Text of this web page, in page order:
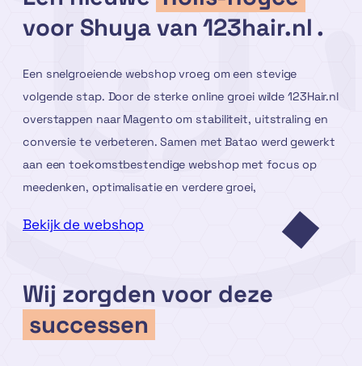
voor Shuya van 123hair.nl .
Een snelgroeiende webshop vroeg om een stevige
volgende stap. Door de sterke online groei wilde 123Hair.nl
overstappen naar Magento om stabiliteit, uitstraling en
conversie te verbeteren. Samen met Batao werd gewerkt
aan een toekomstbestendige webshop met focus op
meedenken, optimalisatie en verdere groei,
Bekijk de webshop
Wij zorgden voor deze
successen